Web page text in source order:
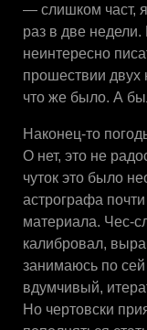
— слишком част,
раз в две недели.
неинтересно
прошествии двух
что же было. А
Наконец-то
О нет, это не
чуток это было
астрографа
материала. Чес-
калибровал,
занимаюсь по
вдумчивый,
Но чертовски